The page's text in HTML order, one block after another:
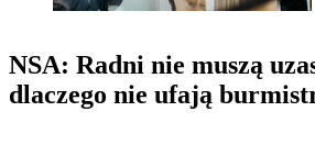
NSA: Radni nie muszą
dlaczego nie ufają